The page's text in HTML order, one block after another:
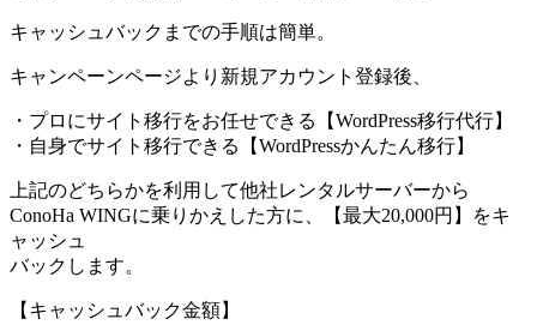
キャッシュバックまでの手順は簡単。
キャンペーンページより新規アカウント登録後、
・プロにサイト移行をお任せできる【WordPress移行代行】
・自身でサイト移行できる【WordPressかんたん移行】
上記のどちらかを利用して他社レンタルサーバーから
ConoHa WINGに乗りかえした方に、【最大20,000円】をキ
ャッシュ
バックします。
【キャッシュバック金額】